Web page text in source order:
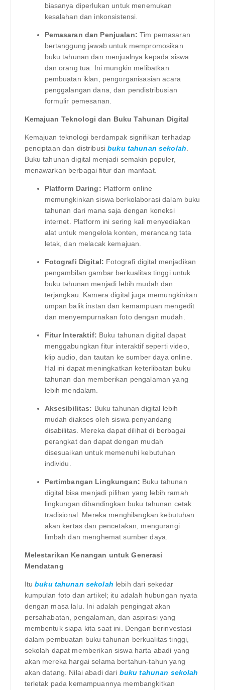
biasanya diperlukan untuk menemukan
kesalahan dan inkonsistensi.
Pemasaran dan Penjualan: Tim pemasaran
bertanggung jawab untuk mempromosikan
buku tahunan dan menjualnya kepada siswa
dan orang tua. Ini mungkin melibatkan
pembuatan iklan, pengorganisasian acara
penggalangan dana, dan pendistribusian
formulir pemesanan.
Kemajuan Teknologi dan Buku Tahunan Digital
Kemajuan teknologi berdampak signifikan terhadap
penciptaan dan distribusibuku tahunan sekolah
Buku tahunan digital menjadi semakin populer,
menawarkan berbagai fitur dan manfaat.
Platform Daring: Platform online
memungkinkan siswa berkolaborasi dalam buku
tahunan dari mana saja dengan koneksi
internet. Platform ini sering kali menyediakan
alat untuk mengelola konten, merancang tata
letak, dan melacak kemajuan.
Fotografi Digital: Fotografi digital menjadikan
pengambilan gambar berkualitas tinggi untuk
buku tahunan menjadi lebih mudah dan
terjangkau. Kamera digital juga memungkinkan
umpan balik instan dan kemampuan mengedit
dan menyempurnakan foto dengan mudah.
Fitur Interaktif: Buku tahunan digital dapat
menggabungkan fitur interaktif seperti video,
klip audio, dan tautan ke sumber daya online.
Hal ini dapat meningkatkan keterlibatan buku
tahunan dan memberikan pengalaman yang
lebih mendalam.
Aksesibilitas: Buku tahunan digital lebih
mudah diakses oleh siswa penyandang
disabilitas. Mereka dapat dilihat di berbagai
perangkat dan dapat dengan mudah
disesuaikan untuk memenuhi kebutuhan
individu.
Pertimbangan Lingkungan: Buku tahunan
digital bisa menjadi pilihan yang lebih ramah
lingkungan dibandingkan buku tahunan cetak
tradisional. Mereka menghilangkan kebutuhan
akan kertas dan pencetakan, mengurangi
limbah dan menghemat sumber daya.
Melestarikan Kenangan untuk Generasi
Mendatang
Itubuku tahunan sekolah lebih dari sekedar
kumpulan foto dan artikel; itu adalah hubungan nyata
dengan masa lalu. Ini adalah pengingat akan
persahabatan, pengalaman, dan aspirasi yang
membentuk siapa kita saat ini. Dengan berinvestasi
dalam pembuatan buku tahunan berkualitas tinggi,
sekolah dapat memberikan siswa harta abadi yang
akan mereka hargai selama bertahun-tahun yang
akan datang. Nilai abadi dari buku tahunan sekolah
terletak pada kemampuannya membangkitkan